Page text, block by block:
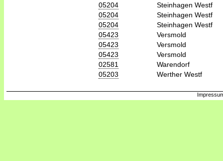
05204
Steinhagen Westf
05204
Steinhagen Westf
05204
Steinhagen Westf
05423
Versmold
05423
Versmold
05423
Versmold
02581
Warendorf
05203
Werther Westf